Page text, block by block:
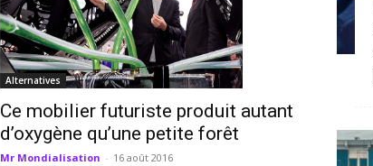
Alternatives
Ce mobilier futuriste produit autant
d’oxygène qu’une petite forêt
Mr Mondialisation - 16 août 2016